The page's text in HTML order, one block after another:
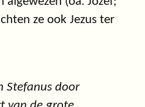
ze ook Jezus ter
Stefanus door